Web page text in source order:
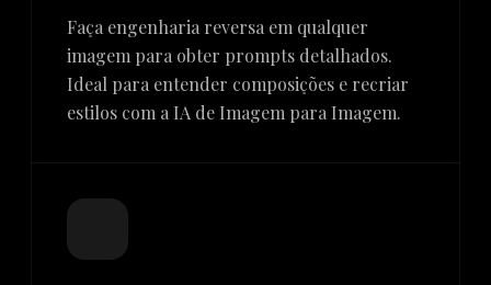
Faça engenharia reversa em qualquer
imagem para obter prompts detalhados.
Ideal para entender composições e recriar
estilos com a IA de Imagem para Imagem.